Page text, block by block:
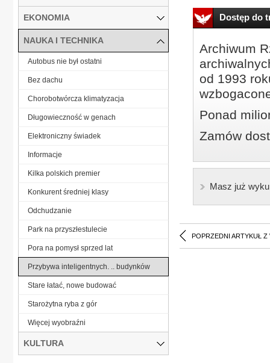
Dostęp do
Archiwum
od 1993
Ponad
Zamów
Masz już
POPRZEDNI ARTYKUŁ Z
EKONOMIA
NAUKA I TECHNIKA
Autobus nie był ostatni
Bez dachu
Chorobotwórcza klimatyzacja
Długowieczność w genach
Elektroniczny świadek
Informacje
Kilka polskich premier
Konkurent średniej klasy
Odchudzanie
Park na przyszłestulecie
Pora na pomysł sprzed lat
Przybywa inteligentnych. .. budynków
Stare łatać, nowe budować
Starożytna ryba z gór
Więcej wyobraźni
KULTURA